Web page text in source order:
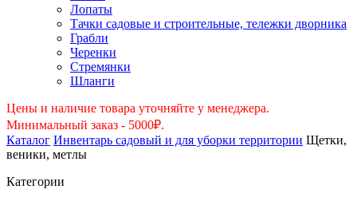
Лопаты
Тачки садовые и строительные, тележки дворника
Грабли
Черенки
Стремянки
Шланги
Цены и наличие товара уточняйте у менеджера.
Минимальный заказ - 5000₽.
Каталог Инвентарь садовый и для уборки территории Щетки,
веники, метлы
Категории